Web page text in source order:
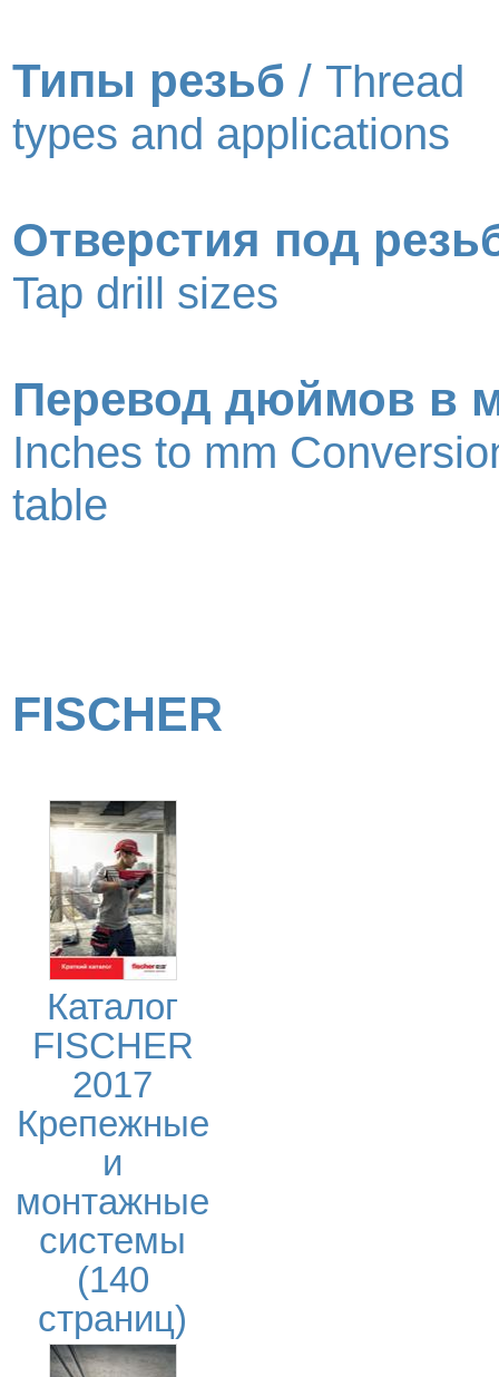
Типы резьб / Thread
types and applications
Отверстия под
Tap drill sizes
Перевод дюймов в
Inches to mm
table
FISCHER
Каталог
FISCHER
2017
Крепежные
и
монтажные
системы
(140
страниц)